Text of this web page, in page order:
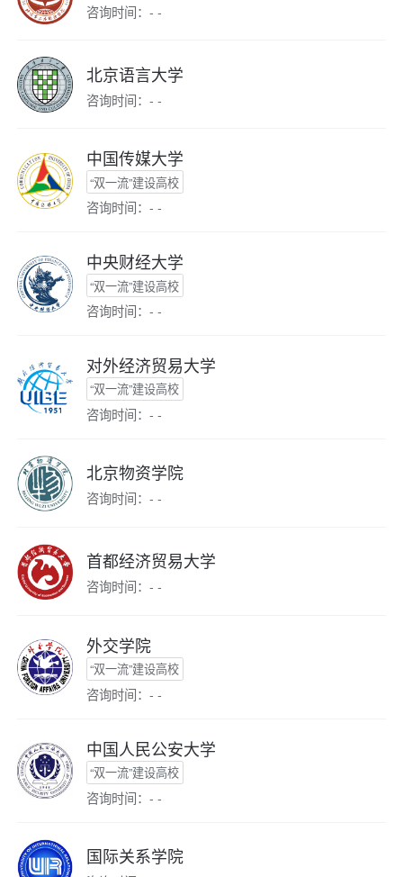
咨询时间：- -
北京语言大学
咨询时间：- -
中国传媒大学
“双一流”建设高校
咨询时间：- -
中央财经大学
“双一流”建设高校
咨询时间：- -
对外经济贸易大学
“双一流”建设高校
咨询时间：- -
北京物资学院
咨询时间：- -
首都经济贸易大学
咨询时间：- -
外交学院
“双一流”建设高校
咨询时间：- -
中国人民公安大学
“双一流”建设高校
咨询时间：- -
国际关系学院